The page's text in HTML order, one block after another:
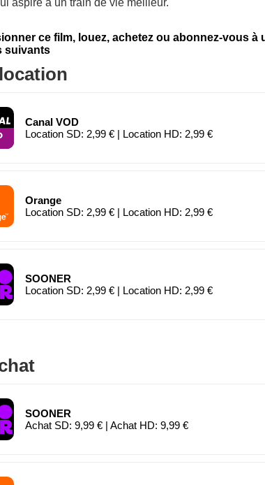
aspire à un train de vie meilleur.
ce film, louez, achetez ou abonnez-vous à
suivants
Canal VOD
Location SD: 2,99 € | Location HD: 2,99 €
Orange
Location SD: 2,99 € | Location HD: 2,99 €
SOONER
Location SD: 2,99 € | Location HD: 2,99 €
SOONER
Achat SD: 9,99 € | Achat HD: 9,99 €